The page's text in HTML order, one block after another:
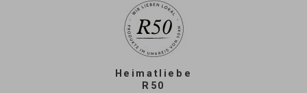
Heimatliebe
R50